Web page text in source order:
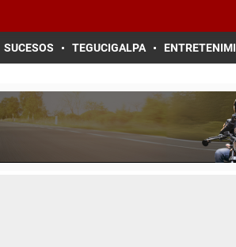
SUCESOS TEGUCIGALPA